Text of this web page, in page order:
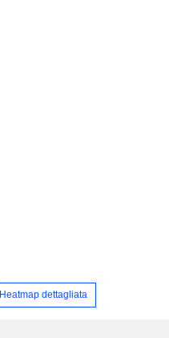
Heatmap dettagliata